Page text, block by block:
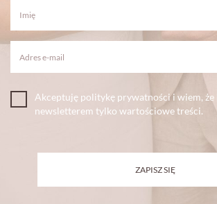
Akceptuję politykę prywatności i wiem, że
newsletterem tylko wartościowe treści.
ZAPISZ SIĘ